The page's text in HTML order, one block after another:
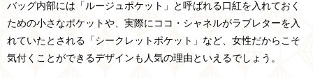
バッグ内部には「ルージュポケット」と呼ばれる口紅を入れておく
ための小さなポケットや、実際にココ・シャネルがラブレターを入
れていたとされる「シークレットポケット」など、女性だからこそ
気付くことができるデザインも人気の理由といえるでしょう。